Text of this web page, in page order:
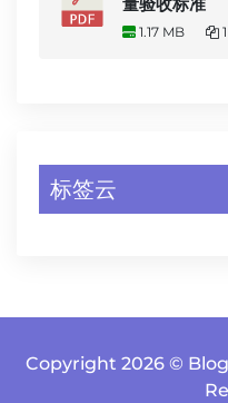
量验收标准
1.17 MB
标签云
Copyright 2026 ©